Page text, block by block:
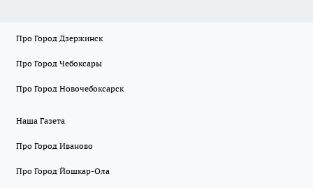
Про Город Дзержинск
Про Город Чебоксары
Про Город Новочебоксарск
Наша Газета
Про Город Иваново
Про Город Йошкар-Ола